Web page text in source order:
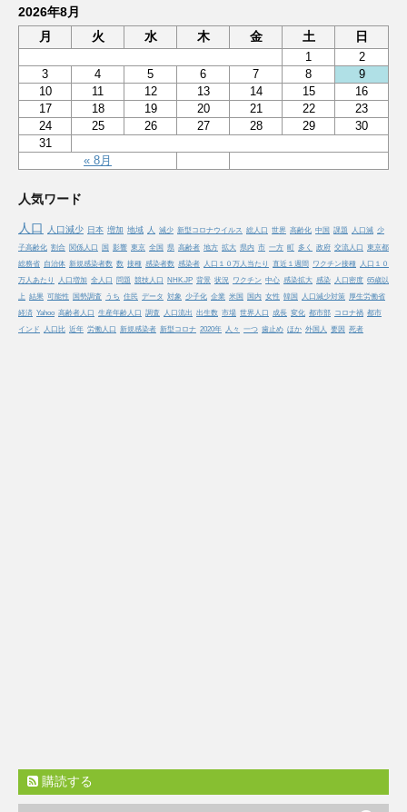
2026年8月
月
火 水 木 金 土 日
« 8月
1
2
3
4 5 6 7 8
9
10
11 12 13 14 15
16
17
18 19 20 21 22
23
24
25 26 27 28 29
30
31
人気ワード
人口
人口減少 日本 増加 地域 人 減少 新型コロナウイルス 総人口 世界 高齢化 中国 課題 人口減 少
子高齢化 割合 関係人口 国 影響 東京 全国 県 高齢者 地方 拡大 県内 市 一方 町 多く 政府 交流人口 東京都
総務省 自治体 新規感染者数 数 接種 感染者数 感染者 人口１０万人当たり 直近１週間 ワクチン接種 人口１０
万人あたり
人口増加 全人口 問題 競技人口 NHK.JP 背景 状況 ワクチン 中心 感染拡大 感染 人口密度 65歳以
上 結果 可能性 国勢調査 うち 住民 データ 対象 少子化 企業 米国 国内 女性 韓国 人口減少対策
厚生労働省
経済 Yahoo 高齢者人口 生産年齢人口 調査 人口流出 出生数 市場 世界人口 成長 変化 都市部 コロナ禍 都市
インド
人口比 近年 労働人口 新規感染者 新型コロナ 2020年 人々 一つ 歯止め ほか 外国人 要因 死者
購読する